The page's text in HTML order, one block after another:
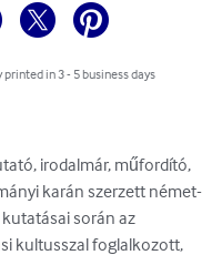
printed in 3 - 5 business days
irodalmár, műfordító,
karán szerzett német-
során az
kultusszal foglalkozott,